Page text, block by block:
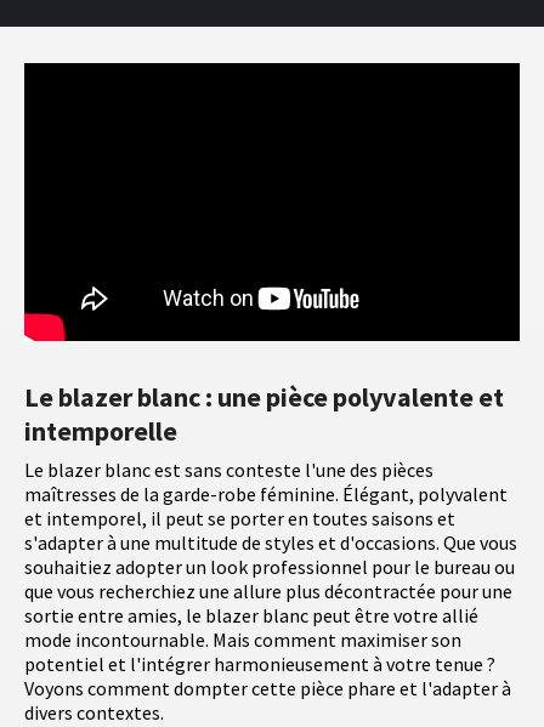
Le blazer blanc : une pièce polyvalente et
intemporelle
Le blazer blanc est sans conteste l'une des pièces
maîtresses de la garde-robe féminine. Élégant, polyvalent
et intemporel, il peut se porter en toutes saisons et
s'adapter à une multitude de styles et d'occasions. Que vous
souhaitiez adopter un look professionnel pour le bureau ou
que vous recherchiez une allure plus décontractée pour une
sortie entre amies, le blazer blanc peut être votre allié
mode incontournable. Mais comment maximiser son
potentiel et l'intégrer harmonieusement à votre tenue ?
Voyons comment dompter cette pièce phare et l'adapter à
divers contextes.